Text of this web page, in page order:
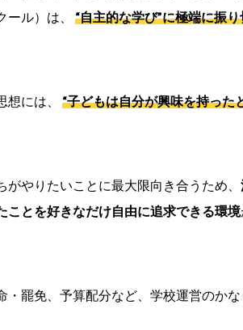
ル）は、
“自主的な学び”に極端に振
には、
“子どもは自分が興味を持った
やりたいことに最大限向き合うため、
ことを好きなだけ自由に追求できる環境
罷免、予算配分など、学校運営のか